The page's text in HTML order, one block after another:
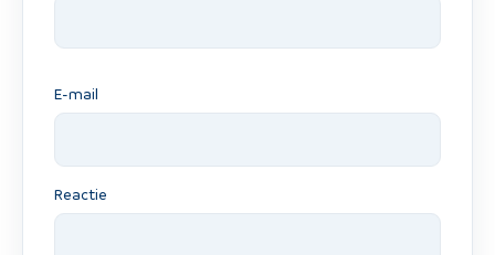
E-mail
Reactie